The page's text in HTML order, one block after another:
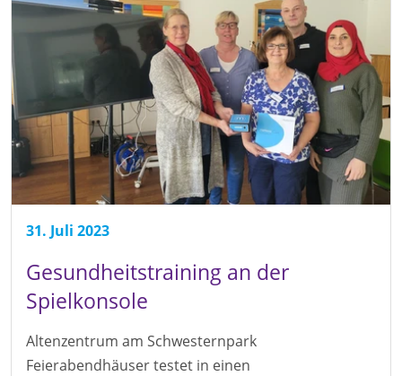
31. Juli 2023
Gesundheitstraining an der
Spielkonsole
Altenzentrum am Schwesternpark
Feierabendhäuser testet in einen